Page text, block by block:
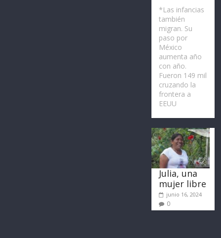
*Las infancias
también
migran. Su
paso por
México
aumenta año
con año.
Fueron 149 mil
cruzando la
frontera a
EEUU
Julia, una
mujer libre
junio 16, 2024
0